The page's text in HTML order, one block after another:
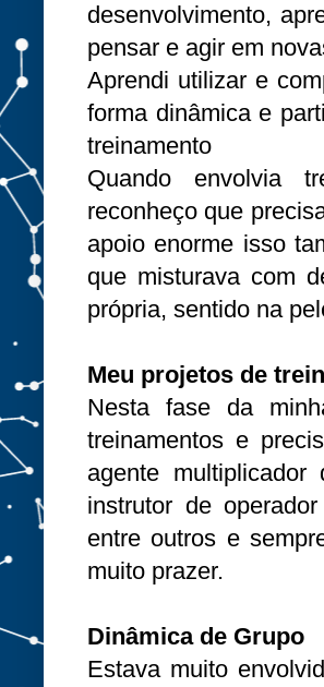
desenvolvimento,
pensar e agir em
Aprendi utilizar e
forma dinâmica e
treinamento
Quando envolvia
reconheço que
apoio enorme isso
que misturava com
própria, sentido na
Meu projetos de
Nesta fase da
treinamentos e
agente
instrutor de
entre outros e
muito prazer.
Dinâmica de Grupo
Estava muito